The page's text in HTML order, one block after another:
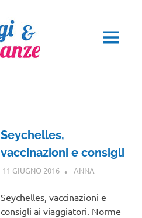
MENU
Seychelles,
vaccinazioni e consigli
11 GIUGNO 2016 ANNA
Seychelles, vaccinazioni e
consigli ai viaggiatori. Norme